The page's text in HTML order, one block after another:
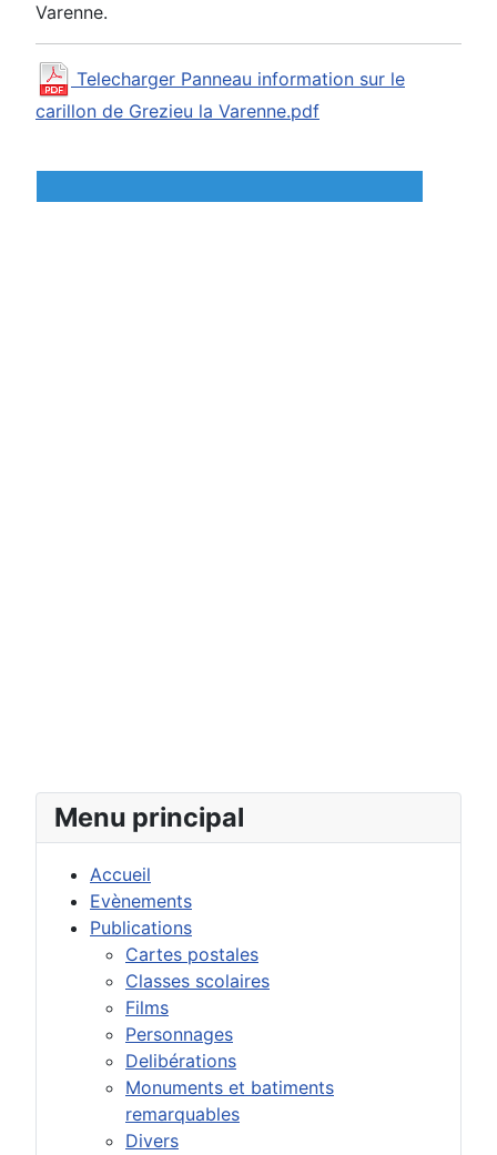
Menu principal
Accueil
Evènements
Publications
Cartes postales
Classes scolaires
Films
Personnages
Delibérations
Monuments et batiments
remarquables
Divers
Varenne.
Telecharger Panneau information sur le
carillon de Grezieu la Varenne.pdf